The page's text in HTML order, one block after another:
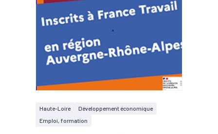
Haute-Loire
Développement économique
Emploi, formation